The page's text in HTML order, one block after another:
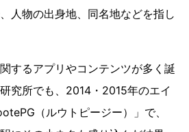
人物の出身地、同名地などを指し
するアプリやコンテンツが多く誕
究所でも、2014・2015年のエイ
（ルウトピージー）」で、